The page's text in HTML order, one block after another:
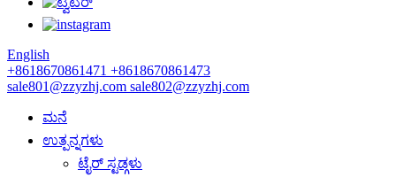
English
+8618670861471 +8618670861473
sale801@zzyzhj.com sale802@zzyzhj.com
ಮನೆ
ಉತ್ಪನ್ನಗಳು
ಟೈರ್ ಸ್ಟಡ್ಗಳು